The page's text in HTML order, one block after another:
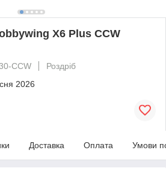
X6 Plus CCW
CCW
Роздріб
2026
Доставка Оплата Умови